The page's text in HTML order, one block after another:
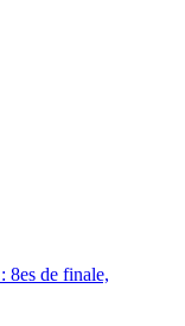
8es de finale,